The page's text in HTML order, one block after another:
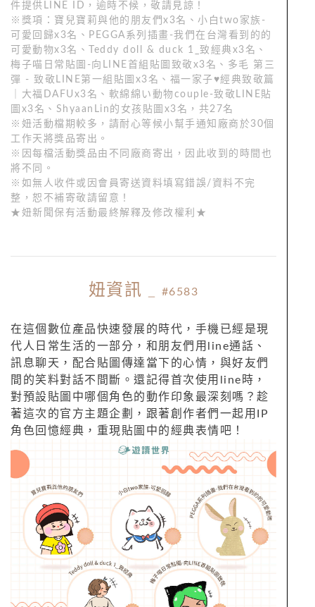
件提供LINE ID，逾時不候，敬請見諒！
※獎項：寶兒寶莉與他的朋友們x3名、小白two家族-
可愛回歸x3名、PEGGA系列插畫-我們在台灣看到的的
可愛動物x3名、Teddy doll & duck 1_致經典x3名、
梅子喵日常貼圖-向LINE⾸組貼圖致敬x3名、多毛 第三
彈 - 致敬LINE第一組貼圖x3名、福一家子♥️經典致敬篇
｜大福DAFUx3名、軟綿綿い動物couple-致敬LINE貼
圖x3名、ShyaanLin的女孩貼圖x3名，共27名
※妞活動檔期較多，請耐心等候小幫手通知廠商於30個
工作天將獎品寄出。
※因每檔活動獎品由不同廠商寄出，因此收到的時間也
將不同。
※如無人收件或因會員寄送資料填寫錯誤/資料不完
整，恕不補寄敬請留意！
★妞新聞保有活動最終解釋及修改權利★
妞資訊 #6583
在這個數位產品快速發展的時代，手機已經是現
代人日常生活的一部分，和朋友們用line通話、
訊息聊天，配合貼圖傳達當下的心情，與好友們
間的笑料對話不間斷。還記得首次使用line時，
對預設貼圖中哪個角色的動作印象最深刻嗎？趁
著這次的官方主題企劃，跟著創作者們一起用IP
角色回憶經典，重現貼圖中的經典表情吧！